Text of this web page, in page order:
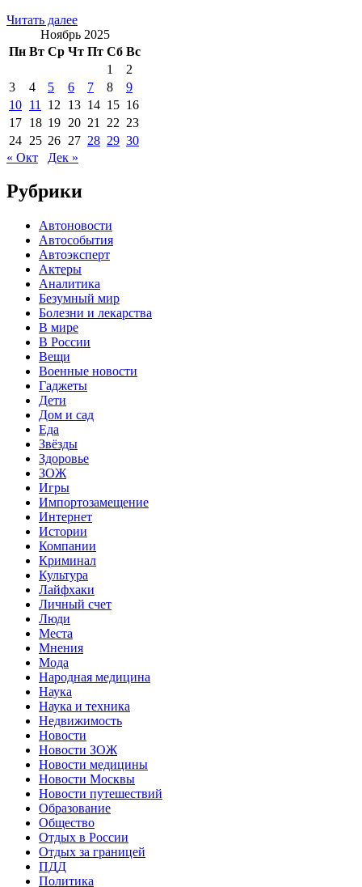
Читать далее
Ноябрь 2025
Пн Вт Ср Чт Пт Сб Вс
1
2
3
4 5 6 7 8
9
10 11 12 13 14 15 16
17 18 19 20 21 22 23
24 25 26 27 28 29 30
« Окт
Дек »
Рубрики
Автоновости
Автособытия
Автоэксперт
Актеры
Аналитика
Безумный мир
Болезни и лекарства
В мире
В России
Вещи
Военные новости
Гаджеты
Дети
Дом и сад
Еда
Звёзды
Здоровье
ЗОЖ
Игры
Импортозамещение
Интернет
Истории
Компании
Криминал
Культура
Лайфхаки
Личный счет
Люди
Места
Мнения
Мода
Народная медицина
Наука
Наука и техника
Недвижимость
Новости
Новости ЗОЖ
Новости медицины
Новости Москвы
Новости путешествий
Образование
Общество
Отдых в России
Отдых за границей
ПДД
Политика